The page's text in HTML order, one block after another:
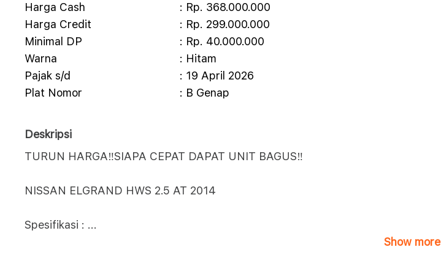
Harga Cash
: Rp. 368.000.000
Harga Credit
: Rp. 299.000.000
Minimal DP
: Rp. 40.000.000
Warna
: Hitam
Pajak s/d
: 19 April 2026
Plat Nomor
: B Genap
Deskripsi
TURUN HARGA‼️SIAPA CEPAT DAPAT UNIT BAGUS‼️
NISSAN ELGRAND HWS 2.5 AT 2014
Spesifikasi : ...
Show more